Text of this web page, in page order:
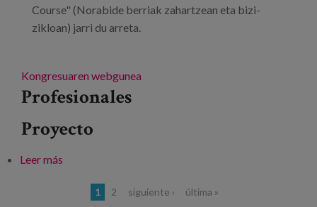
Course" (Norabide berriak zahartzean eta bizi-
zikloan) jarri du arreta.
Kongresuaren webgunea
Profesionales
Proyecto
Leer más
1 2 siguiente › última »